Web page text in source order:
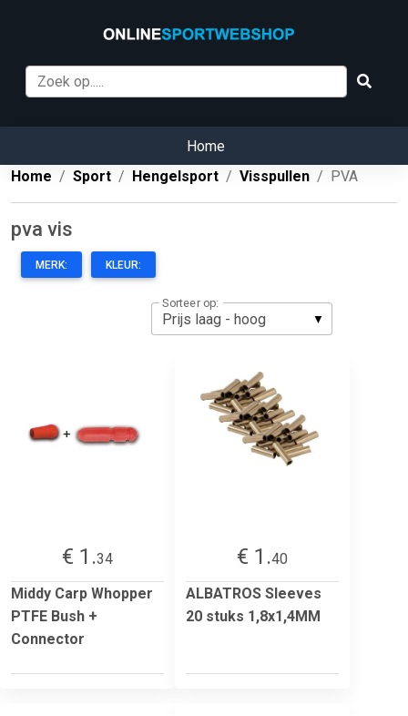
Home
Home
Sport Hengelsport Visspullen PVA
pva vis
MERK: KLEUR:
Sorteer op:
€ 1.34
Middy Carp Whopper
PTFE Bush +
Connector
€ 1.40
ALBATROS Sleeves
20 stuks 1,8x1,4MM